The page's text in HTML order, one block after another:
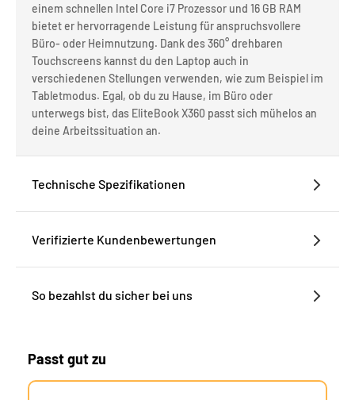
einem schnellen Intel Core i7 Prozessor und 16 GB RAM
bietet er hervorragende Leistung für anspruchsvollere
Büro- oder Heimnutzung. Dank des 360° drehbaren
Touchscreens kannst du den Laptop auch in
verschiedenen Stellungen verwenden, wie zum Beispiel im
Tabletmodus. Egal, ob du zu Hause, im Büro oder
unterwegs bist, das EliteBook X360 passt sich mühelos an
deine Arbeitssituation an.
Technische Spezifikationen
Verifizierte Kundenbewertungen
So bezahlst du sicher bei uns
Passt gut zu